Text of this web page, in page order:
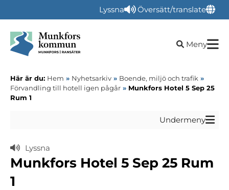
Lyssna Översätt/translate
Öppna
Meny
Här är du: Hem » Nyhetsarkiv » Boende, miljö och trafik »
Förvandling till hotell igen pågår » Munkfors Hotel 5 Sep 25
Rum 1
Undermeny
Lyssna
Munkfors Hotel 5 Sep 25 Rum
1